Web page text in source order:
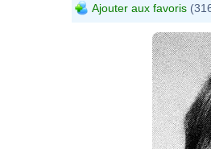
Ajouter aux favoris